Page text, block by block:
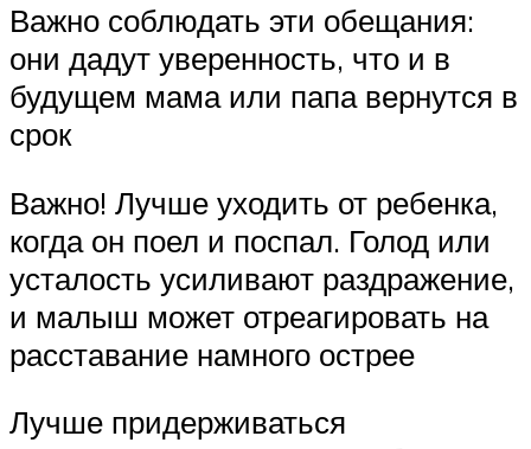
Важно соблюдать эти обещания:
они дадут уверенность, что и в
будущем мама или папа вернутся в
срок
Важно! Лучше уходить от ребенка,
когда он поел и поспал. Голод или
усталость усиливают раздражение,
и малыш может отреагировать на
расставание намного острее
Лучше придерживаться